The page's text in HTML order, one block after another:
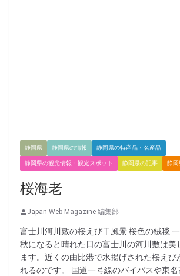
静岡県 静岡県の情報 静岡県の特産品・名産品
静岡県の観光情報・観光スポット 静岡県の記事 静岡
桜海老
Japan Web Magazine 編集部
富士川河川敷の桜えび干風景 桜色の絨毯
秋になると晴れた日の富士川の河川敷は美
ます。近くの由比港で水揚げされた桜えび
れるのです。 国道一号線のバイパスや東